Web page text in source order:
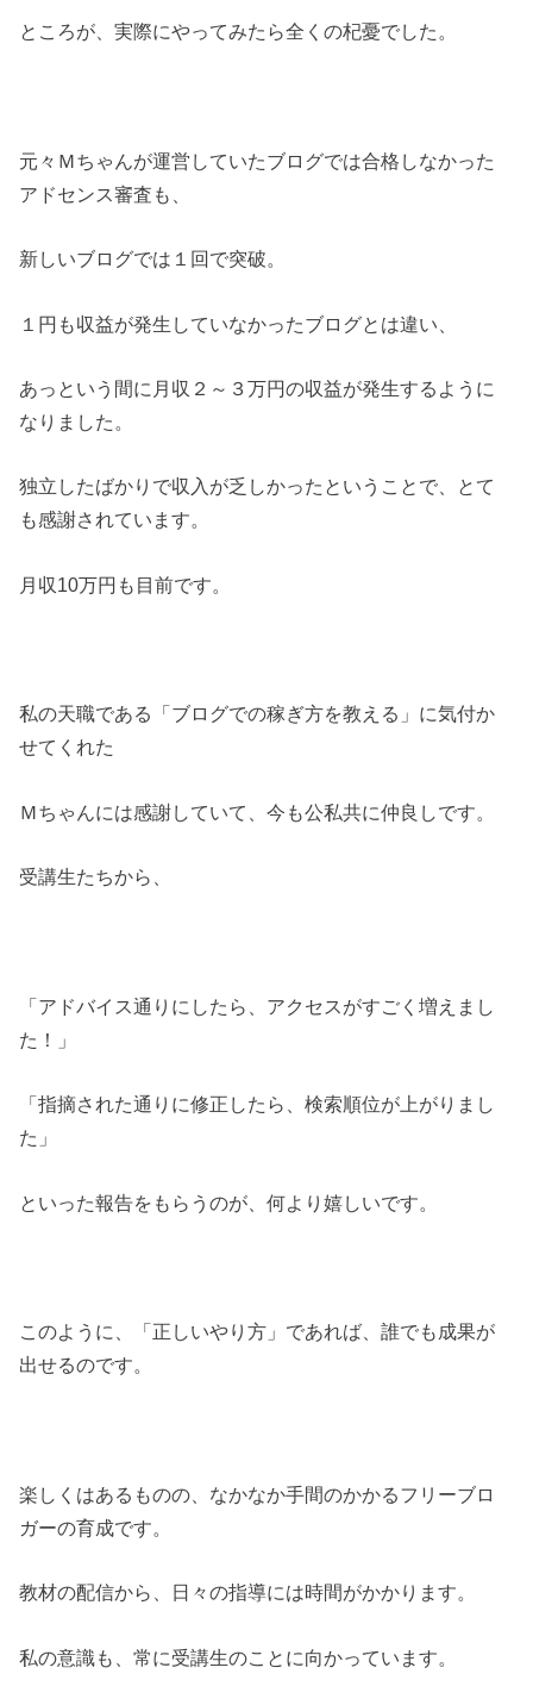
ところが、実際にやってみたら全くの杞憂でした。
元々Ｍちゃんが運営していたブログでは合格しなかった
アドセンス審査も、
新しいブログでは１回で突破。
１円も収益が発生していなかったブログとは違い、
あっという間に月収２～３万円の収益が発生するように
なりました。
独立したばかりで収入が乏しかったということで、とて
も感謝されています。
月収10万円も目前です。
私の天職である「ブログでの稼ぎ方を教える」に気付か
せてくれた
Ｍちゃんには感謝していて、今も公私共に仲良しです。
受講生たちから、
「アドバイス通りにしたら、アクセスがすごく増えまし
た！」
「指摘された通りに修正したら、検索順位が上がりまし
た」
といった報告をもらうのが、何より嬉しいです。
このように、「正しいやり方」であれば、誰でも成果が
出せるのです。
楽しくはあるものの、なかなか手間のかかるフリーブロ
ガーの育成です。
教材の配信から、日々の指導には時間がかかります。
私の意識も、常に受講生のことに向かっています。